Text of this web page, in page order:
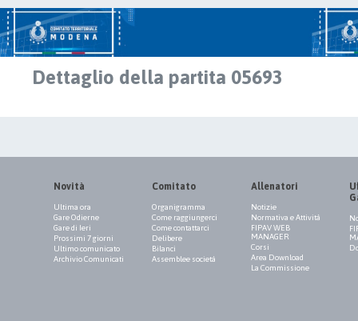
Dettaglio della partita 05693
Novità
Ultima ora
Gare Odierne
Gare di Ieri
Prossimi 7 giorni
Ultimo comunicato
Archivio Comunicati
Comitato
Organigramma
Come raggiungerci
Come contattarci
Delibere
Bilanci
Assemblee società
Allenatori
Notizie
Normativa e Attività
FIPAV WEB
MANAGER
Corsi
Area Download
La Commissione